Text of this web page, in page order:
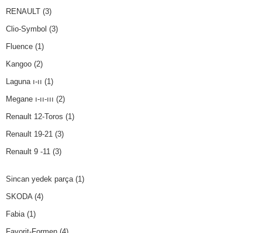
RENAULT (3)
Clio-Symbol (3)
Fluence (1)
Kangoo (2)
Laguna ı-ıı (1)
Megane ı-ıı-ııı (2)
Renault 12-Toros (1)
Renault 19-21 (3)
Renault 9 -11 (3)
Sincan yedek parça(1)
SKODA(4)
Fabia(1)